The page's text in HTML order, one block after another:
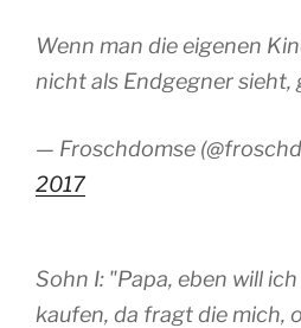
Wenn man die eigenen
nicht als Endgegner sieht,
— Froschdomse
2017
Sohn I: "Papa, eben will
kaufen, da fragt die mich,